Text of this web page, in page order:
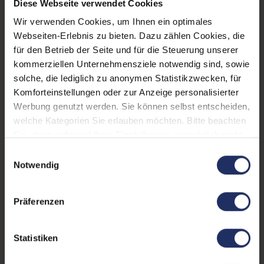
Diese Webseite verwendet Cookies
Wir verwenden Cookies, um Ihnen ein optimales
Webseiten-Erlebnis zu bieten. Dazu zählen Cookies, die
für den Betrieb der Seite und für die Steuerung unserer
kommerziellen Unternehmensziele notwendig sind, sowie
solche, die lediglich zu anonymen Statistikzwecken, für
Komforteinstellungen oder zur Anzeige personalisierter
Werbung genutzt werden. Sie können selbst entscheiden,
welche Kategorien Sie erlauben möchten. Bitte beachten
Weitere Informationen finden Sie in
Notwendig
Präferenzen
Statistiken
Taschentyp: Umhängetasche
Besondere Merkmale: Smartphonefach ,
Tabletfach, Tragegriff,
Trolleybefestigung
Passend für Hersteller: Universal
Zustand: Neu
GTIN/EAN:
Gewicht: